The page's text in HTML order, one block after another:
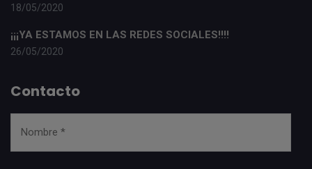
18/05/2020
¡¡¡YA ESTAMOS EN LAS REDES SOCIALES!!!!
26/05/2020
Contacto